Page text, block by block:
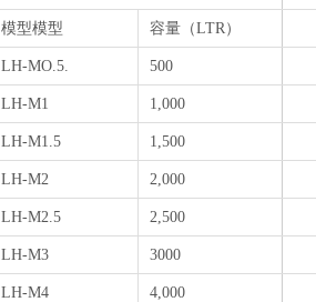
模型模型 容量（LTR）
LH-MO.5. 500
LH-M1 1,000
LH-M1.5 1,500
LH-M2 2,000
LH-M2.5 2,500
LH-M3 3000
LH-M4 4,000